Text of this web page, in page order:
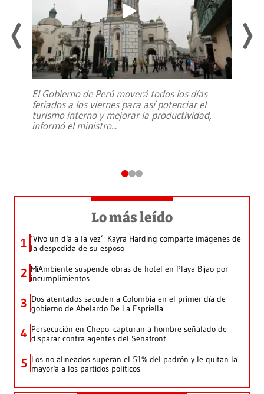
El Gobierno de Perú moverá todos los días
feriados a los viernes para así potenciar el
turismo interno y mejorar la productividad,
informó el ministro...
Lo más leído
1 ‘Vivo un día a la vez’: Kayra Harding comparte imágenes de
la despedida de su esposo
2 MiAmbiente suspende obras de hotel en Playa Bijao por
incumplimientos
3 Dos atentados sacuden a Colombia en el primer día de
gobierno de Abelardo De La Espriella
4 Persecución en Chepo: capturan a hombre señalado de
disparar contra agentes del Senafront
5 Los no alineados superan el 51% del padrón y le quitan la
mayoría a los partidos políticos